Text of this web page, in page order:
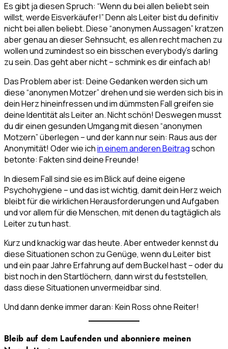
Es gibt ja diesen Spruch: “Wenn du bei allen beliebt sein
willst, werde Eisverkäufer!” Denn als Leiter bist du definitiv
nicht bei allen beliebt. Diese “anonymen Aussagen” kratzen
aber genau an dieser Sehnsucht, es allen recht machen zu
wollen und zumindest so ein bisschen everybody’s darling
zu sein. Das geht aber nicht – schmink es dir einfach ab!
Das Problem aber ist: Deine Gedanken werden sich um
diese “anonymen Motzer” drehen und sie werden sich bis in
dein Herz hineinfressen und im dümmsten Fall greifen sie
deine Identität als Leiter an. Nicht schön! Deswegen musst
du dir einen gesunden Umgang mit diesen “anonymen
Motzern” überlegen – und der kann nur sein: Raus aus der
Anonymität! Oder wie ichin einem anderen Beitragschon
betonte: Fakten sind deine Freunde!
In diesem Fall sind sie es im Blick auf deine eigene
Psychohygiene – und das ist wichtig, damit dein Herz weich
bleibt für die wirklichen Herausforderungen und Aufgaben
und vor allem für die Menschen, mit denen du tagtäglich als
Leiter zu tun hast.
Kurz und knackig war das heute. Aber entweder kennst du
diese Situationen schon zu Genüge, wenn du Leiter bist
und ein paar Jahre Erfahrung auf dem Buckel hast – oder du
bist noch in den Startlöchern, dann wirst du feststellen,
dass diese Situationen unvermeidbar sind.
Und dann denke immer daran: Kein Ross ohne Reiter!
Bleib auf dem Laufenden und abonniere meinen